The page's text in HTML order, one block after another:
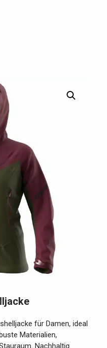
für Damen, ideal
Materialien,
Nachhaltig